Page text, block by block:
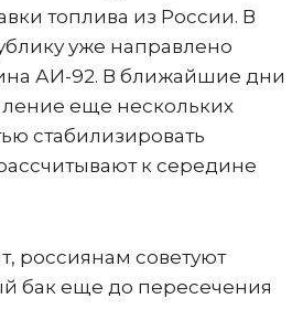
топлива из России. В
уже направлено
АИ-92. В ближайшие дни
еще нескольких
стабилизировать
к середине
россиянам советуют
бак еще до пересечения